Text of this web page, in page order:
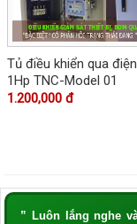
Tủ điều khiển qua
1Hp TNC-Model 01
1.200,000 đ
” Luôn lắng nghe